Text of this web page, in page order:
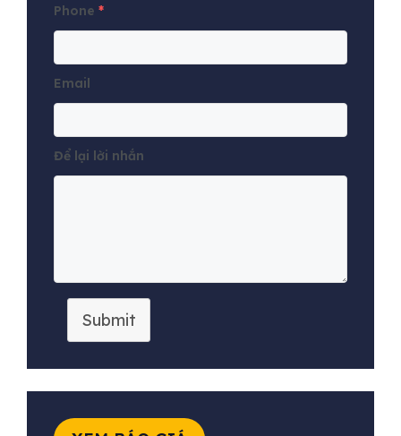
Phone *
Email
Để lại lời nhắn
Submit